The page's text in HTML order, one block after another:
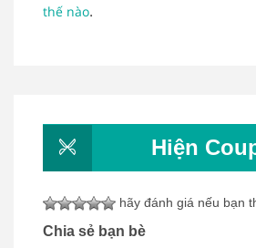
thế nào.
Hiện
hãy đánh giá nếu bạn
Chia sẻ bạn bè